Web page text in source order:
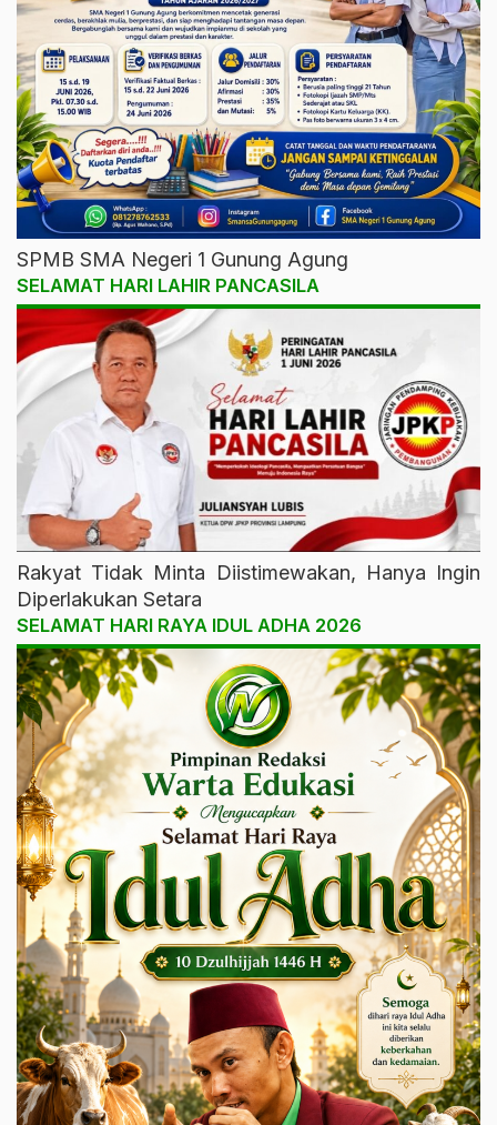
SPMB SMA Negeri 1 Gunung Agung
SELAMAT HARI LAHIR PANCASILA
Rakyat Tidak Minta Diistimewakan, Hanya Ingin
Diperlakukan Setara
SELAMAT HARI RAYA IDUL ADHA 2026